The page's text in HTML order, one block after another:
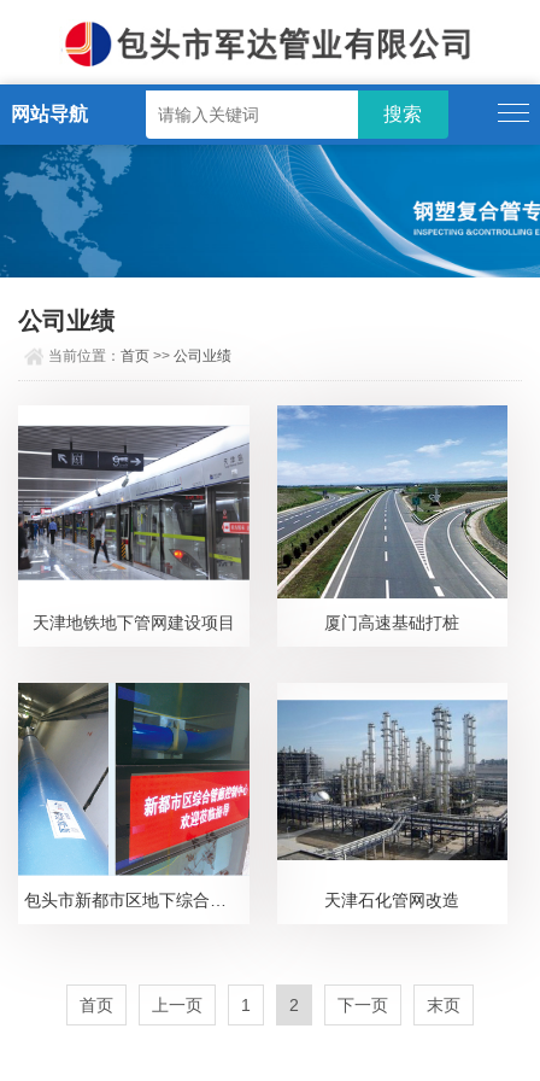
网站导航
公司业绩
当前位置：首页 >>公司业绩
天津地铁地下管网建设项目 厦门高速基础打桩
包头市新都市区地下综合管廊供水工程 天津石化管网改造
首页 上一页 1 2 下一页 末页